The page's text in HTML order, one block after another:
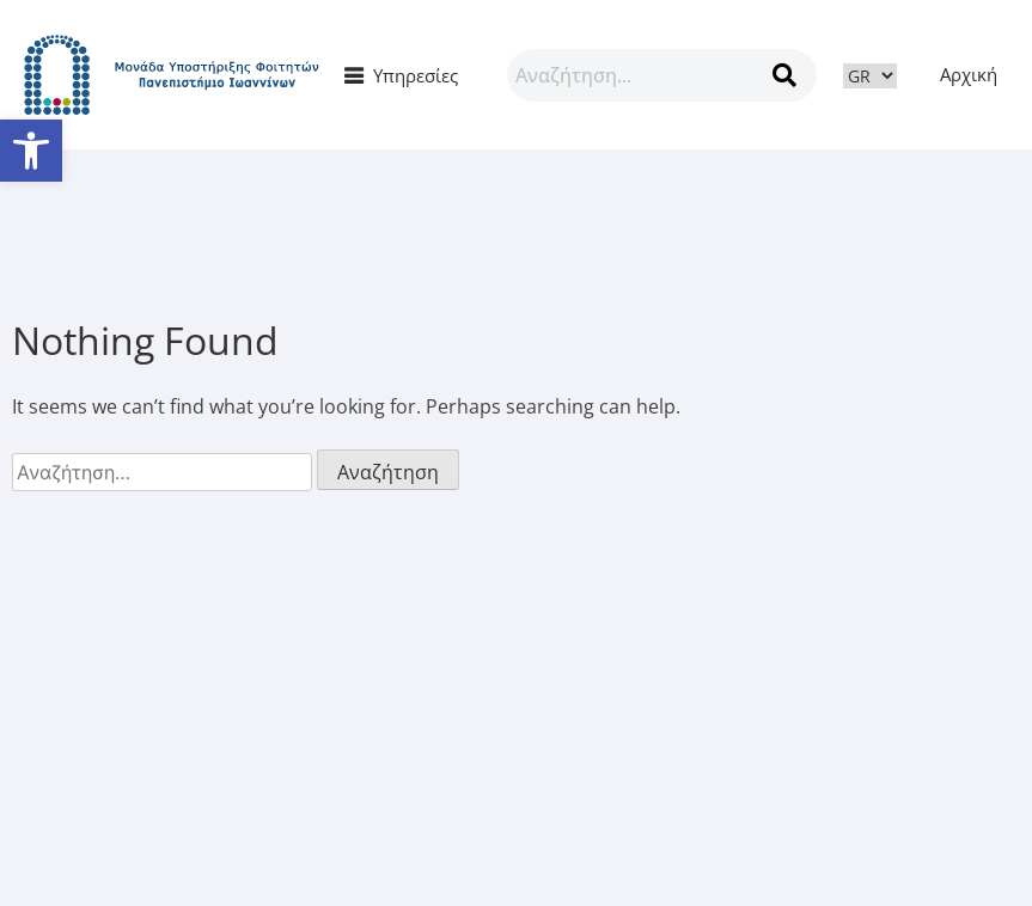
Ανοίξτε τη γραμμή εργαλείων
Υπηρεσίες Αρχική
Nothing Found
It seems we can’t find what you’re looking for. Perhaps searching can help.